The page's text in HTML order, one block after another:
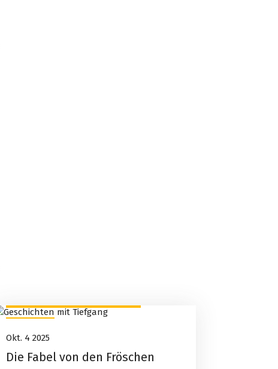
4
Okt., 2025
Okt. 4 2025
Die Fabel von den Fröschen